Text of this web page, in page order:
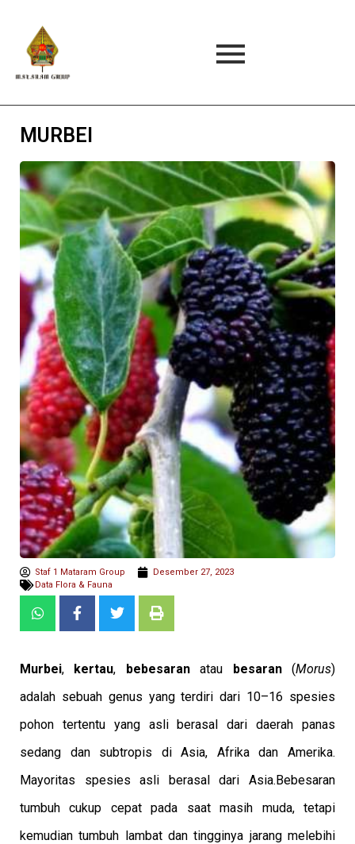
MURBEI
Staf 1 Mataram Group
Desember 27, 2023
Data Flora & Fauna
Murbei, kertau, bebesaranatau besaran(Morus)
adalah sebuah genus yang terdiri dari 10–16 spesies
pohon tertentu yang asli berasal dari daerah panas
sedang dan subtropis di Asia, Afrika dan Amerika.
Mayoritas spesies asli berasal dari Asia.Bebesaran
tumbuh cukup cepat pada saat masih muda, tetapi
kemudian tumbuh lambat dan tingginya jarang melebihi